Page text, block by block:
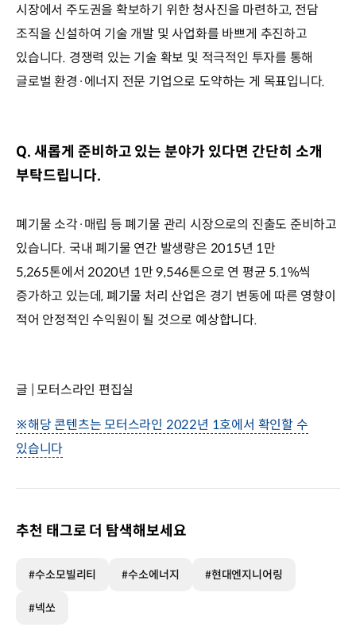
시장에서 주도권을 확보하기 위한 청사진을 마련하고, 전담
조직을 신설하여 기술 개발 및 사업화를 바쁘게 추진하고
있습니다. 경쟁력 있는 기술 확보 및 적극적인 투자를 통해
글로벌 환경·에너지 전문 기업으로 도약하는 게 목표입니다.
Q. 새롭게 준비하고 있는 분야가 있다면 간단히 소개
부탁드립니다.
폐기물 소각·매립 등 폐기물 관리 시장으로의 진출도 준비하고
있습니다. 국내 폐기물 연간 발생량은 2015년 1만
5,265톤에서 2020년 1만 9,546톤으로 연 평균 5.1%씩
증가하고 있는데, 폐기물 처리 산업은 경기 변동에 따른 영향이
적어 안정적인 수익원이 될 것으로 예상합니다.
글 | 모터스라인 편집실
※해당 콘텐츠는 모터스라인 2022년 1호에서 확인할 수
있습니다
추천 태그로 더 탐색해보세요
#수소모빌리티 #수소에너지 #현대엔지니어링
#넥쏘